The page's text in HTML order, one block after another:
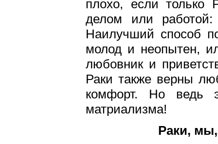
плохо, если только
делом или работой:
Наилучший способ
молод и неопытен,
любовник и
Раки также верны
комфорт. Но ведь
матриализма!
Раки,